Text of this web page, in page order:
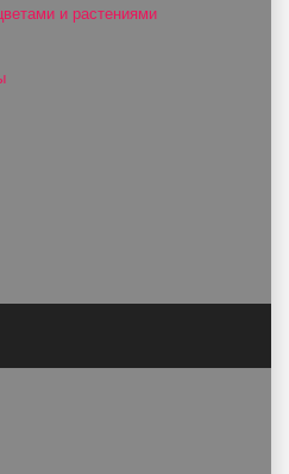
и растениями